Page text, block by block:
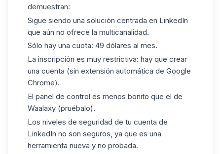
demuestran:
Sigue siendo una solución centrada en LinkedIn
que aún no ofrece la multicanalidad.
Sólo hay una cuota: 49 dólares al mes.
La inscripción es muy restrictiva: hay que crear
una cuenta (sin extensión automática de Google
Chrome).
El panel de control es menos bonito que el de
Waalaxy (pruébalo).
Los niveles de seguridad de tu cuenta de
LinkedIn no son seguros, ya que es una
herramienta nueva y no probada.